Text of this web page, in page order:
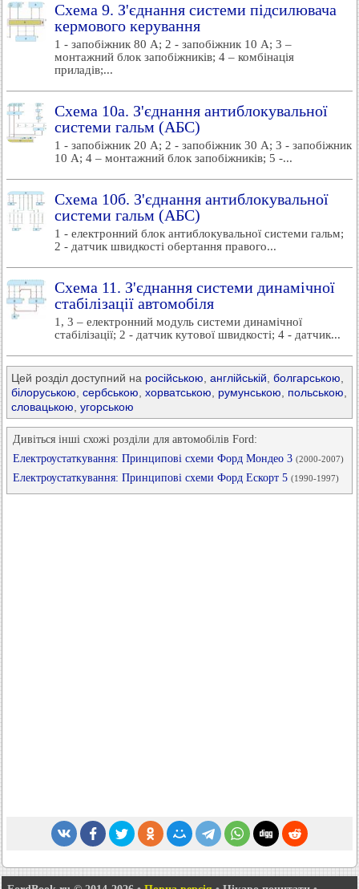
Схема 9. З'єднання системи підсилювача
кермового керування
1 - запобіжник 80 А; 2 - запобіжник 10 А; 3 –
монтажний блок запобіжників; 4 – комбінація
приладів;...
Схема 10а. З'єднання антиблокувальної
системи гальм (АБС)
1 - запобіжник 20 А; 2 - запобіжник 30 А; 3 - запобіжник
10 А; 4 – монтажний блок запобіжників; 5 -...
Схема 10б. З'єднання антиблокувальної
системи гальм (АБС)
1 - електронний блок антиблокувальної системи гальм;
2 - датчик швидкості обертання правого...
Схема 11. З'єднання системи динамічної
стабілізації автомобіля
1, 3 – електронний модуль системи динамічної
стабілізації; 2 - датчик кутової швидкості; 4 - датчик...
Цей розділ доступний на російською англійській болгарською
білоруською сербською хорватською румунською польською
словацькою угорською
Дивіться інші схожі розділи для автомобілів Ford:
Електроустаткування: Принципові схеми Форд Мондео 3 (2000-2007)
Електроустаткування: Принципові схеми Форд Ескорт 5 (1990-1997)